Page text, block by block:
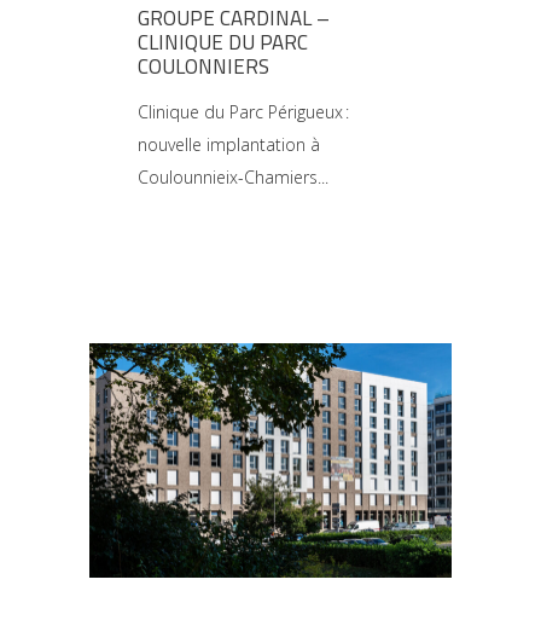
GROUPE CARDINAL –
CLINIQUE DU PARC
COULONNIERS
Clinique du Parc Périgueux :
nouvelle implantation à
Coulounnieix-Chamiers